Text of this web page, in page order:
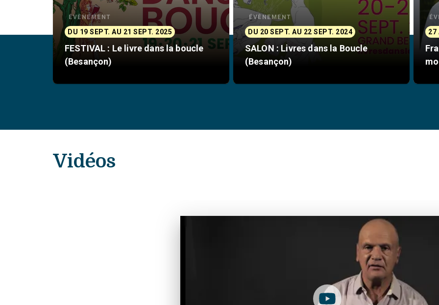
ÉVÈNEMENT
DU 19 SEPT. AU 21 SEPT. 2025
FESTIVAL : Le livre dans la boucle
(Besançon)
ÉVÈNEMENT
DU 20 SEPT. AU 22 SEPT. 2024
SALON : Livres dans la Boucle
(Besançon)
27
Vidéos